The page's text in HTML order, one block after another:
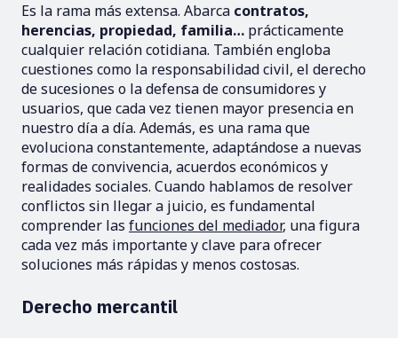
Es la rama más extensa. Abarca contratos,
herencias, propiedad, familia… prácticamente
cualquier relación cotidiana. También engloba
cuestiones como la responsabilidad civil, el derecho
de sucesiones o la defensa de consumidores y
usuarios, que cada vez tienen mayor presencia en
nuestro día a día. Además, es una rama que
evoluciona constantemente, adaptándose a nuevas
formas de convivencia, acuerdos económicos y
realidades sociales. Cuando hablamos de resolver
conflictos sin llegar a juicio, es fundamental
comprender las funciones del mediador, una figura
cada vez más importante y clave para ofrecer
soluciones más rápidas y menos costosas.
Derecho mercantil